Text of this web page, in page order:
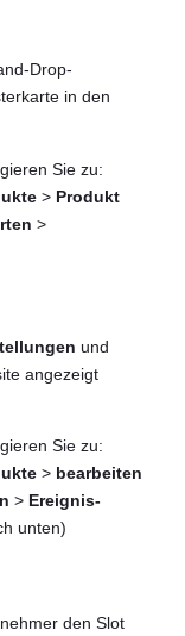
Drop-
in den
Sie zu:
> Produkt
>
und
angezeigt
Sie zu:
> bearbeiten
> Ereignis-
unten)
den Slot